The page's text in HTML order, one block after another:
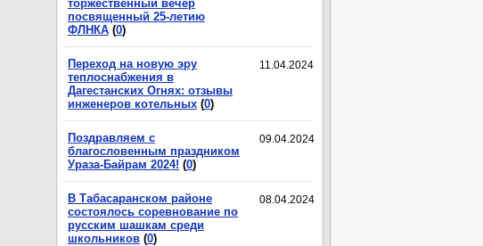
торжественный вечер
посвященный 25-летию
ФЛНКА (0)
11.04.2024
Переход на новую эру
теплоснабжения в
Дагестанских Огнях: отзывы
инженеров котельных (0)
09.04.2024
Поздравляем с
благословенным праздником
Ураза-Байрам 2024! (0)
08.04.2024
В Табасаранском районе
состоялось соревнование по
русским шашкам среди
школьников (0)